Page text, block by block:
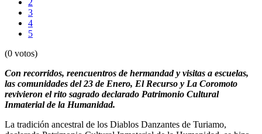
2
3
4
5
(0 votos)
Con recorridos, reencuentros de hermandad y visitas a escuelas,
las comunidades del 23 de Enero, El Recurso y La Coromoto
revivieron el rito sagrado declarado Patrimonio Cultural
Inmaterial de la Humanidad.
La tradición ancestral de los Diablos Danzantes de Turiamo,